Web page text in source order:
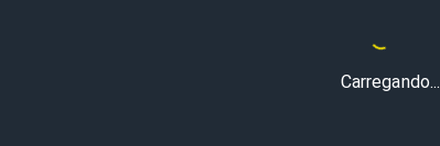
Carregando...